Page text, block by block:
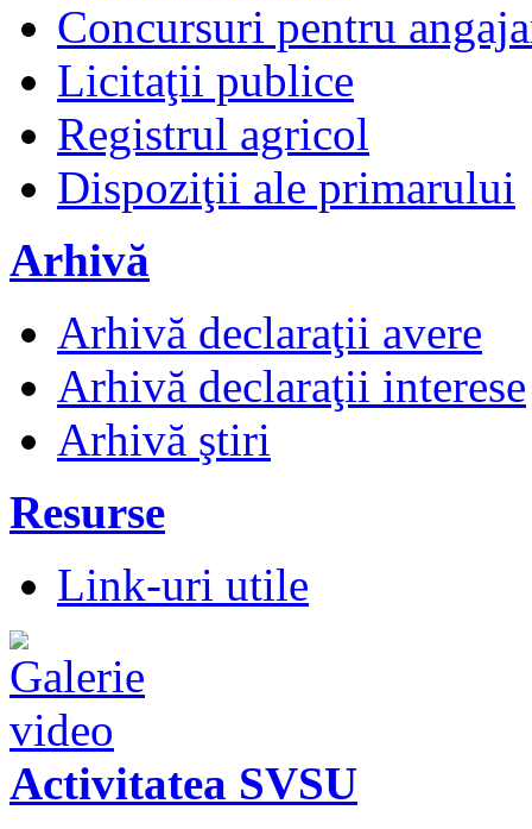
Concursuri pentru
Licitaţii publice
Registrul agricol
Dispoziţii ale primarului
Arhivă
Arhivă declaraţii avere
Arhivă declaraţii interese
Arhivă ştiri
Resurse
Link-uri utile
Activitatea SVSU